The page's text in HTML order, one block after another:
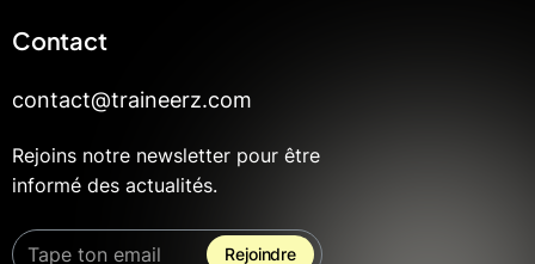
Contact
contact@traineerz.com
Rejoins notre newsletter pour être
informé des actualités.